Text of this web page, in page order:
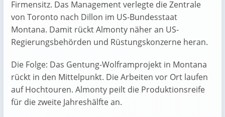
Firmensitz. Das Management verlegte die Zentrale
von Toronto nach Dillon im US-Bundesstaat
Montana. Damit rückt Almonty näher an US-
Regierungsbehörden und Rüstungskonzerne heran.
Die Folge: Das Gentung-Wolframprojekt in Montana
rückt in den Mittelpunkt. Die Arbeiten vor Ort laufen
auf Hochtouren. Almonty peilt die Produktionsreife
für die zweite Jahreshälfte an.